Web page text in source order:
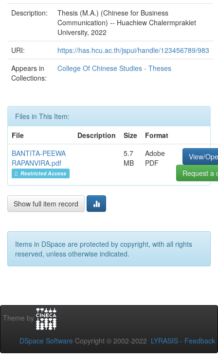
Description:
Thesis (M.A.) (Chinese for Business
Communication) -- Huachiew Chalermprakiet
University, 2022
URI:
https://has.hcu.ac.th/jspui/handle/123456789/983
Appears in
Collections:
College Of Chinese Studies - Theses
Files in This Item:
File
Description Size
Format
BANTITA-PEEWA
RAPANVIRA.pdf
Restricted Access
5.7
MB
Adobe
PDF
View/
Request a
Show full item record
Items in DSpace are protected by copyright, with all rights
reserved, unless otherwise indicated.
Theme by
DSpace Software Copyright © 2002-2022 LYRASIS - Feedback